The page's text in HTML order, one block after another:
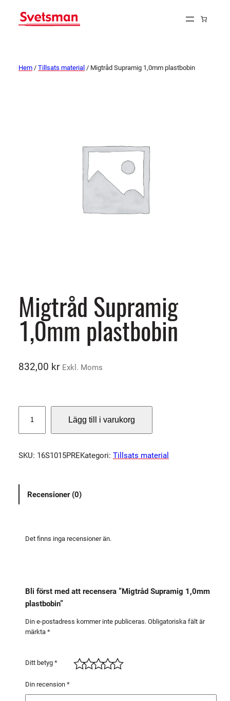
Hem / Tillsats material / Migtråd Supramig 1,0mm plastbobin
Migtråd Supramig
1,0mm plastbobin
832,00 kr Exkl. Moms
g
r
d
Lägg till i varukorg
SKU: 16S1015PREKategori: Tillsats material
Recensioner (0)
Det finns inga recensioner än.
Bli först med att recensera ”Migtråd Supramig 1,0mm
plastbobin”
Din e-postadress kommer inte publiceras. Obligatoriska fält är
märkta *
Ditt betyg *
Din recension *